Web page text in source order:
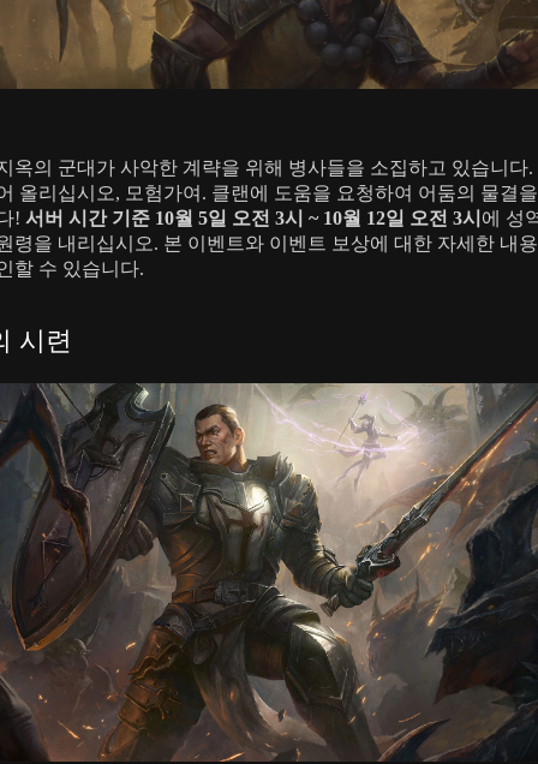
옥의 군대가 사악한 계략을 위해 병사들을 소집하고 있습니다.
올리십시오, 모험가여. 클랜에 도움을 요청하여 어둠의 물결
! 서버 시간 기준 10월 5일 오전 3시 ~ 10월 12일 오전 3시 에 성
령을 내리십시오. 본 이벤트와 이벤트 보상에 대한 자세한 내
할 수 있습니다.
시련